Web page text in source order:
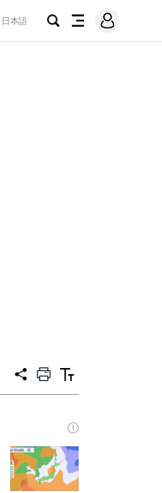
日本語
검
전
메
그
공
프
트
텍
트